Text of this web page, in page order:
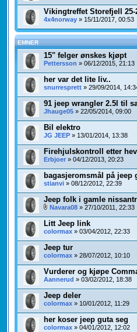
Vikingtreffet Storefjell 25-
4x4norway» 15/11/2017, 00:53
EMNER
15" felger ønskes kjøpt
Pettersson » 06/12/2015, 21:13
her var det lite liv..
snurresprett» 29/09/2014,
91 jeep wrangler 2.5l til
Jhauge05» 22/05/2014, 09:00
Bil elektro
JG JEEP» 13/01/2014, 13:38
Firehjulskontroll etter
Erbjoer» 04/12/2013, 20:23
bagasjeromsmål på jeep
stianvi» 08/12/2012, 22:39
Jeep folk i gamle
Navara08» 27/10/2011, 22:33
Litt Jeep link
colormax» 03/04/2012, 22:33
Jeep tur
colormax» 28/07/2012, 10:10
Vurderer og kjøpe
Aannerud » 03/02/2012, 18:38
Jeep deler
colormax» 10/01/2012, 11:29
her koser jeep guta seg
colormax» 04/01/2012, 12:02